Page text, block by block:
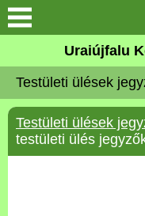
Köszöntő
Elérhetőségek
Uraiújfalu
Uraiújfalu
Testületi ülések
Testületi ülések
testületi ülés